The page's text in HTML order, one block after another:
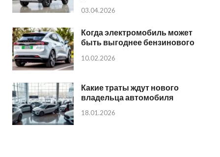
03.04.2026
Когда электромобиль может
быть выгоднее бензинового
10.02.2026
Какие траты ждут нового
владельца автомобиля
18.01.2026